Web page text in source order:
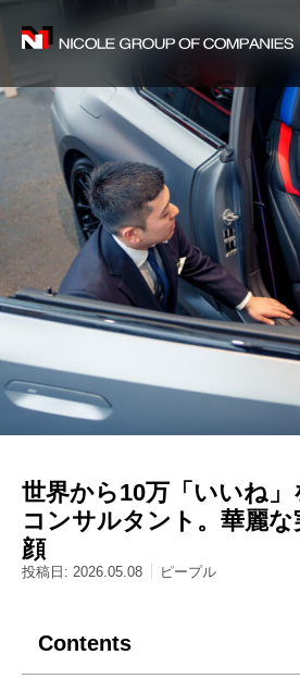
内
ス
世界から10万「いいね
コンサルタント。華麗
顔
投稿日: 2026.05.08 ピープル
Contents